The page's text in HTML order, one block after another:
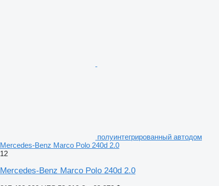
полуинтегрированный автодом
Mercedes-Benz Marco Polo 240d 2.0
12
Mercedes-Benz Marco Polo 240d 2.0